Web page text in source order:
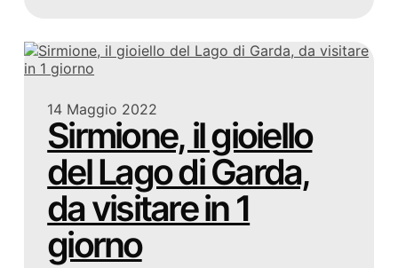
14 Maggio 2022
Sirmione, il gioiello
del Lago di Garda,
da visitare in 1
giorno